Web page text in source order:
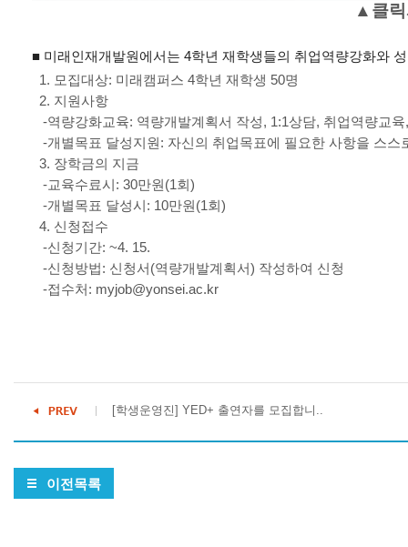
▲클릭
■ 미래인재개발원에서는 4학년 재학생들의 취업역량강화와
1. 모집대상: 미래캠퍼스 4학년 재학생 50명
2. 지원사항
-역량강화교육: 역량개발계획서 작성, 1:1상담, 취업역량교
-개별목표 달성지원: 자신의 취업목표에 필요한 사항을 스스
3. 장학금의 지금
-교육수료시: 30만원(1회)
-개별목표 달성시: 10만원(1회)
4. 신청접수
-신청기간: ~4. 15.
-신청방법: 신청서(역량개발계획서) 작성하여 신청
-접수처: myjob@yonsei.ac.kr
[학생운영진] YED+ 출연자를 모집합니..
이전목록